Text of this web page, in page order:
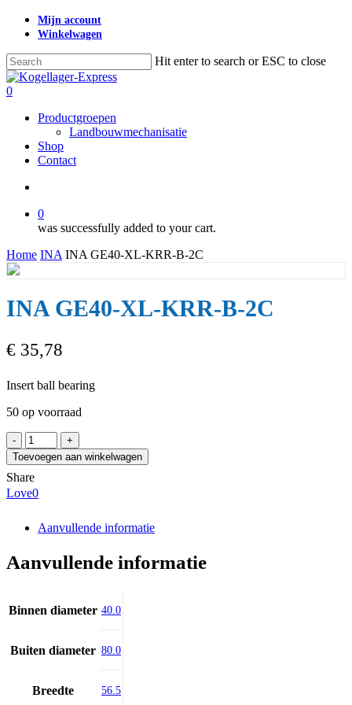
Skip
content
Mijn account
Winkelwagen
Hit enter to search or ESC to close
Close
Search
search
0
Productgroepen
Landbouwmechanisatie
Shop
Contact
0
was successfully added to your cart.
Home INA INA GE40-XL-KRR-B-2C
INA GE40-XL-KRR-B-2C
€ 35,78
Insert ball bearing
50 op voorraad
INA
GE40-
XL-
KRR-
B-
aantal
Toevoegen aan winkelwagen
Share
Love0
Aanvullende informatie
Aanvullende informatie
Binnen diameter 40.0
Buiten diameter 80.0
Breedte 56.5